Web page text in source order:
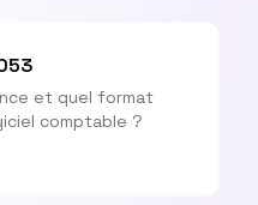
et quel format
comptable ?